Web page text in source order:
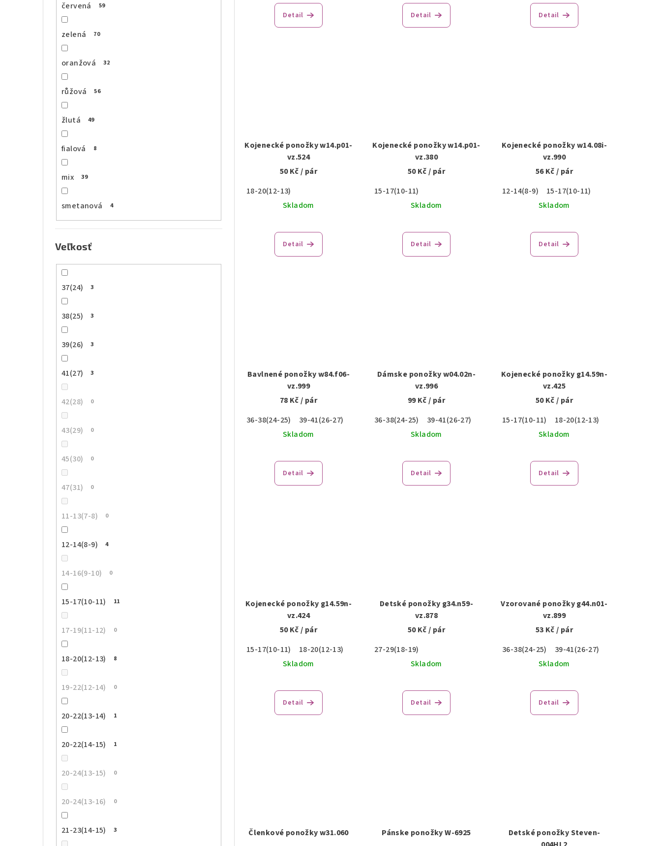
červená 59
zelená 70
oranžová 32
růžová 56
žlutá 49
fialová 8
mix 39
smetanová 4
Veľkosť
37(24) 3
38(25) 3
39(26) 3
41(27) 3
42(28) 0
43(29) 0
45(30) 0
47(31) 0
11-13(7-8) 0
12-14(8-9) 4
14-16(9-10) 0
15-17(10-11) 11
17-19(11-12) 0
18-20(12-13) 8
19-22(12-14) 0
20-22(13-14) 1
20-22(14-15) 1
20-24(13-15) 0
20-24(13-16) 0
21-23(14-15) 3
Detail Detail Detail
Kojenecké ponožky w14.p01-
vz.524
50 Kč/ pár
18-20(12-13)
Skladom
Detail
Kojenecké ponožky w14.p01-
vz.380
50 Kč/ pár
15-17(10-11)
Skladom
Detail
Kojenecké ponožky w14.08i-
vz.990
56 Kč/ pár
12-14(8-9)
15-17(10-11)
Skladom
Detail
Bavlnené ponožky w84.f06-
vz.999
78 Kč/ pár
36-38(24-25)
39-41(26-27)
Skladom
Detail
Dámske ponožky w04.02n-
vz.996
99 Kč/ pár
36-38(24-25)
39-41(26-27)
Skladom
Detail
Kojenecké ponožky g14.59n-
vz.425
50 Kč/ pár
15-17(10-11)
18-20(12-13)
Skladom
Detail
Kojenecké ponožky g14.59n-
vz.424
50 Kč/ pár
15-17(10-11)
18-20(12-13)
Skladom
Detail
Detské ponožky g34.n59-
vz.878
50 Kč/ pár
27-29(18-19)
Skladom
Detail
Vzorované ponožky g44.n01-
vz.899
53 Kč/ pár
36-38(24-25)
39-41(26-27)
Skladom
Detail
Členkové ponožky w31.060 Pánske ponožky W-6925
Detské ponožky Steven-